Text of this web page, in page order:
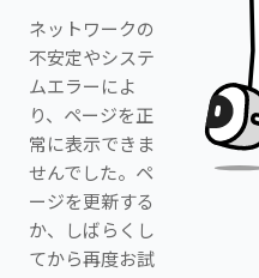
ネットワークの
不安定やシステ
ムエラーによ
り、ページを正
常に表示できま
せんでした。ペ
ージを更新する
か、しばらくし
てから再度お試